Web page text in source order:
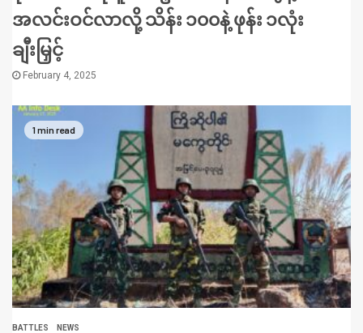
အလင်းဝင်လာလို့ သိန်း ၁၀၀နဲ့ ဖုန်း ၁လုံး
ချီးမြှင့်
February 4, 2025
1 min read
BATTLES NEWS